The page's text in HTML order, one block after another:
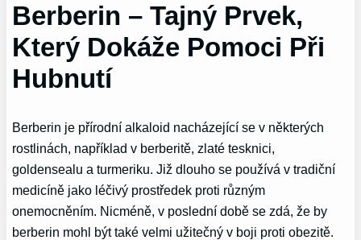
Berberin – Tajný Prvek,
Který Dokáže Pomoci Při
Hubnutí
Berberin je přírodní alkaloid nacházející se v některých
rostlinách, například v berberitě, zlaté tesknici,
goldensealu a turmeriku. Již dlouho se používá v tradiční
medicíně jako léčivý prostředek proti různým
onemocněním. Nicméně, v poslední době se zdá, že by
berberin mohl být také velmi užitečný v boji proti obezitě.